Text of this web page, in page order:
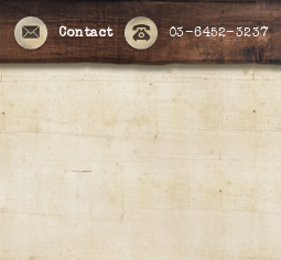
03-6452-3237
Contact